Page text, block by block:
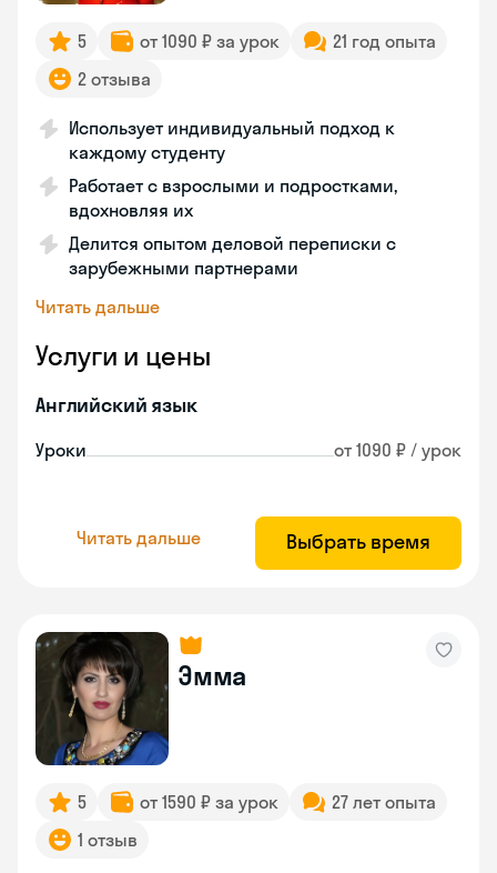
5 от 1090 ₽ за урок
21 год опыта
2 отзыва
Использует индивидуальный подход к
каждому студенту
Работает с взрослыми и подростками,
вдохновляя их
Делится опытом деловой переписки с
зарубежными партнерами
Читать дальше
Услуги и цены
Английский язык
Уроки от 1090 ₽ / урок
Читать дальше Выбрать время
Эмма
5 от 1590 ₽ за урок
27 лет опыта
1 отзыв